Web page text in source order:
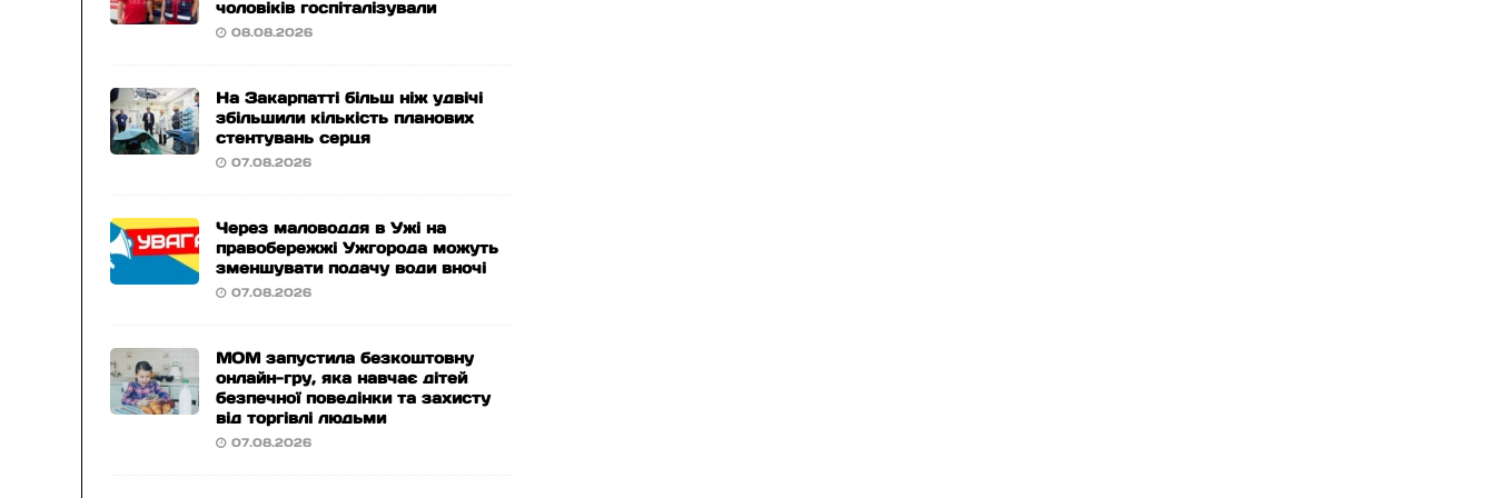
чоловіків госпіталізували
08.08.2026
На Закарпатті більш ніж удвічі
збільшили кількість планових
стентувань серця
07.08.2026
Через маловоддя в Ужі на
правобережжі Ужгорода можуть
зменшувати подачу води вночі
07.08.2026
МОМ запустила безкоштовну
онлайн-гру, яка навчає дітей
безпечної поведінки та захисту
від торгівлі людьми
07.08.2026